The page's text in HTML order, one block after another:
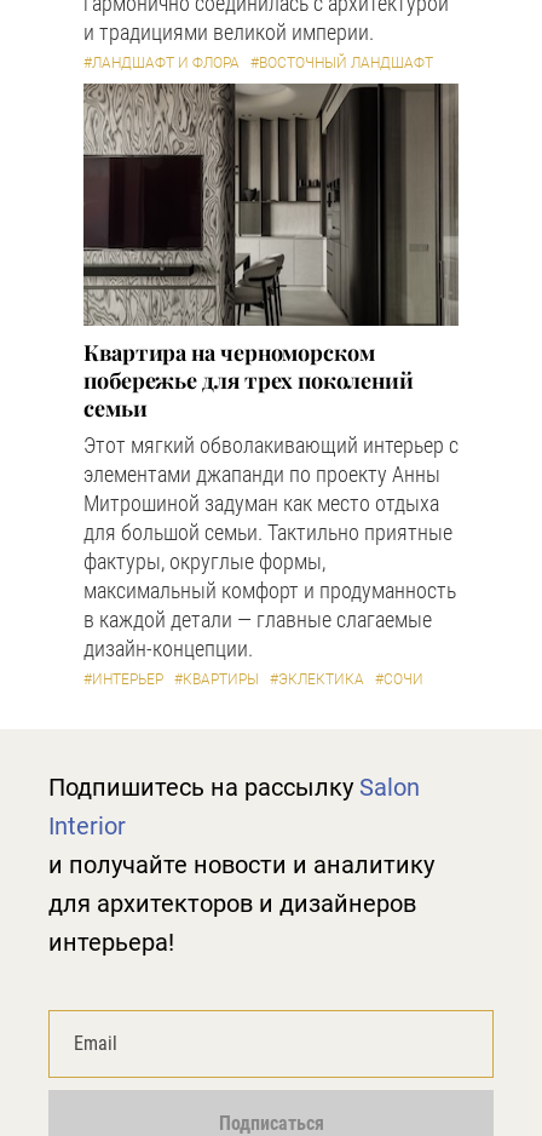
и традициями великой империи.
#ЛАНДШАФТ И ФЛОРА #ВОСТОЧНЫЙ ЛАНДШАФТ
Квартира на черноморском
побережье для трех поколений
семьи
Этот мягкий обволакивающий интерьер с
элементами джапанди по проекту Анны
Митрошиной задуман как место отдыха
для большой семьи. Тактильно приятные
фактуры, округлые формы,
максимальный комфорт и продуманность
в каждой детали — главные слагаемые
дизайн-концепции.
#ИНТЕРЬЕР #КВАРТИРЫ #ЭКЛЕКТИКА #СОЧИ
Подпишитесь на рассылку Salon
Interior
и получайте новости и аналитику
для архитекторов и дизайнеров
интерьера!
Подписаться